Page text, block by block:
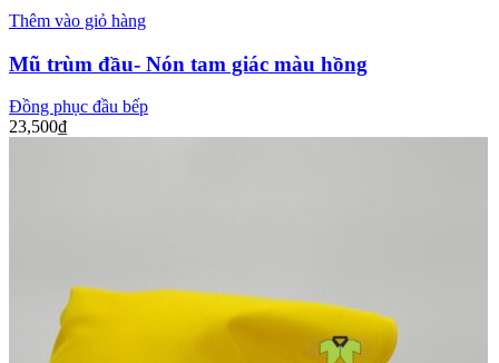
Thêm vào giỏ hàng
Mũ trùm đầu- Nón tam giác màu hồng
Đồng phục đầu bếp
23,500₫